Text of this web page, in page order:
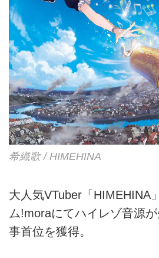
希織歌 / HIMEHINA
大人気VTuber「HIMEHINA
ム!moraにてハイレゾ音源
事首位を獲得。